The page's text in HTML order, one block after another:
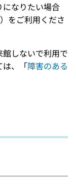
なりたい場合
をご利用くださ
しないで利用で
は、「障害のある